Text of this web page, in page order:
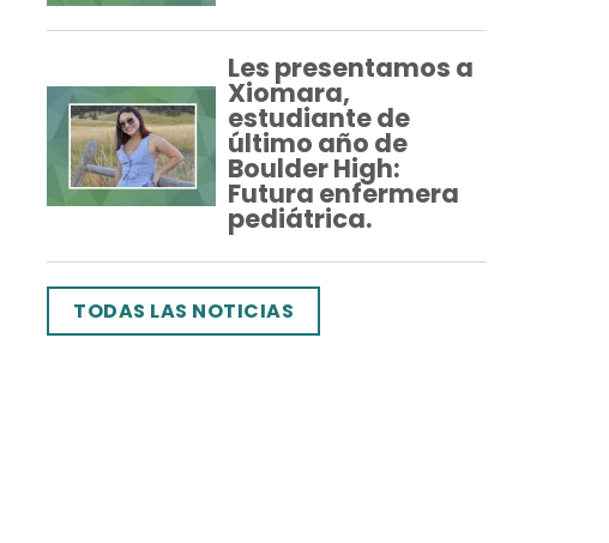
Les presentamos a
Xiomara,
estudiante de
último año de
Boulder High:
Futura enfermera
pediátrica.
TODAS LAS NOTICIAS